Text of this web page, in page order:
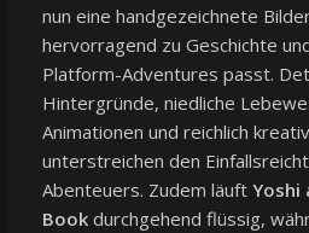
nun eine handgezeichnete
hervorragend zu Geschichte
Platform-Adventures passt.
Hintergründe, niedliche
Animationen und reichlich
unterstreichen den
Abenteuers. Zudem läuft Yoshi
Bookdurchgehend flüssig,